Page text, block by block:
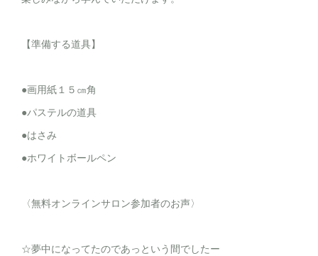
【準備する道具】
●画用紙１５㎝角
●パステルの道具
●はさみ
●ホワイトボールペン
〈無料オンラインサロン参加者のお声〉
☆夢中になってたのであっという間でしたー